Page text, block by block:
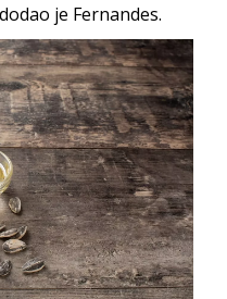
je Fernandes.